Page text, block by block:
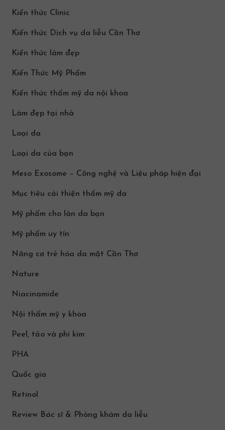
Kiến thức Clinic
Kiến thức Dịch vụ da liễu Cần Thơ
Kiến thức làm đẹp
Kiến Thức Mỹ Phẩm
Kiến thức thẩm mỹ da nội khoa
Làm đẹp tại nhà
Loại da
Loại da của bạn
Meso Exosome – Công nghệ và Liệu pháp hiện đại
Mục tiêu cải thiện thẩm mỹ da
Mỹ phẩm cho làn da bạn
Mỹ phẩm uy tín
Nâng cơ trẻ hóa da mặt Cần Thơ
Nature
Niacinamide
Nội thẩm mỹ y khoa
Peel, tảo và phi kim
PHA
Quốc gia
Retinol
Review Bác sĩ & Phòng khám da liễu